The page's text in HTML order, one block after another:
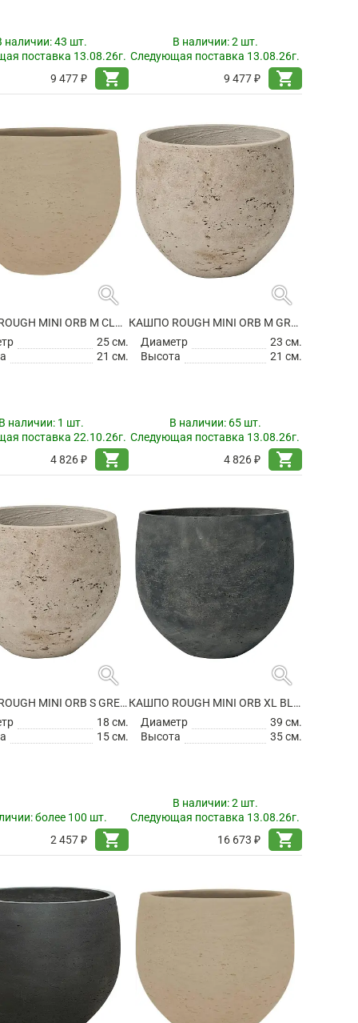
наличии:43 шт.
поставка 13.08.26г.
9 477 ₽
shopping_cart
В наличии:2 шт.
Следующая поставка 13.08.26г.
9 477 ₽
shopping_cart
search
КАШПО ROUGH MINI ORB M CLAY WASHED
25 см.
21 см.
наличии: 1 шт.
поставка 22.10.26г.
4 826 ₽
shopping_cart
search
КАШПО ROUGH MINI ORB M GREY WASHED
Диаметр
23 см.
Высота
21 см.
В наличии: 65 шт.
Следующая поставка 13.08.26г.
4 826 ₽
shopping_cart
search
КАШПО ROUGH MINI ORB S GREY WASHED
18 см.
15 см.
более 100 шт.
2 457 ₽
shopping_cart
search
КАШПО ROUGH MINI ORB XL BLACK WASHED
Диаметр
39 см.
Высота
35 см.
В наличии:2 шт.
Следующая поставка 13.08.26г.
16 673 ₽
shopping_cart